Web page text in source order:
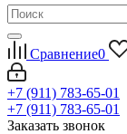
Сравнение0
+7 (911) 783-65-01
+7 (911) 783-65-01
Заказать звонок